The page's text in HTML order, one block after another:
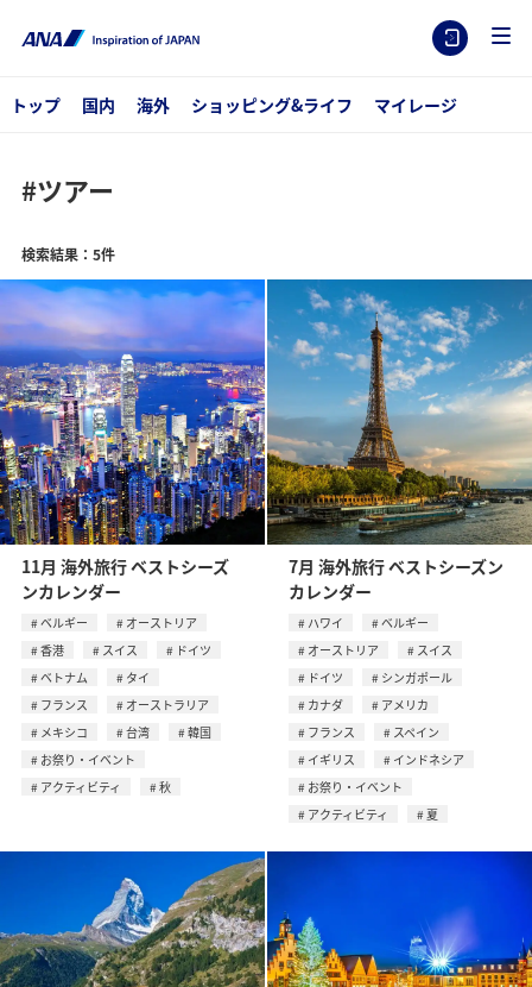
トップ 国内 海外 ショッピング&ライフ マイレージ
#ツアー
検索結果：5件
11月 海外旅行 ベストシーズ
ンカレンダー
ベルギー
オーストリア
香港
スイス
ドイツ
ベトナム
タイ
フランス
オーストラリア
メキシコ
台湾
韓国
お祭り・イベント
アクティビティ
秋
7月 海外旅行 ベストシーズン
カレンダー
ハワイ
ベルギー
オーストリア
スイス
ドイツ
シンガポール
カナダ
アメリカ
フランス
スペイン
イギリス
インドネシア
お祭り・イベント
アクティビティ
夏